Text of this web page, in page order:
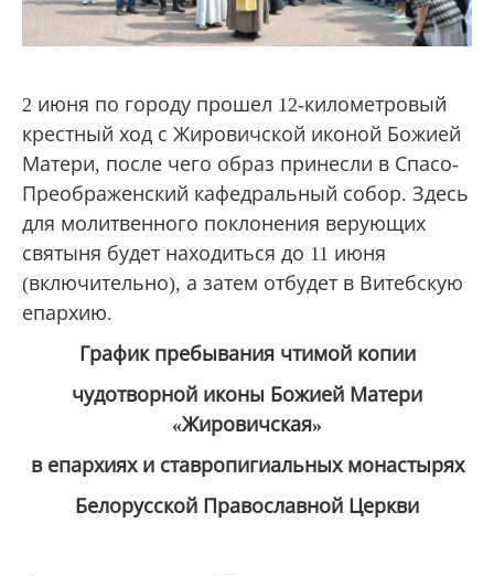
2 июня по городу прошел 12-километровый
крестный ход с Жировичской иконой Божией
Матери, после чего образ принесли в Спасо-
Преображенский кафедральный собор. Здесь
для молитвенного поклонения верующих
святыня будет находиться до 11 июня
(включительно), а затем отбудет в Витебскую
епархию.
График пребывания чтимой копии
чудотворной иконы Божией Матери
«Жировичская»
в епархиях и ставропигиальных монастырях
Белорусской Православной Церкви